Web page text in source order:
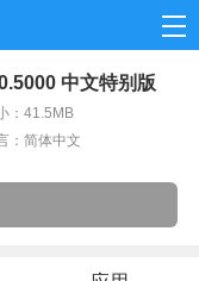
首页
单机
应用
中文特别版
：41.5MB
：简体中文